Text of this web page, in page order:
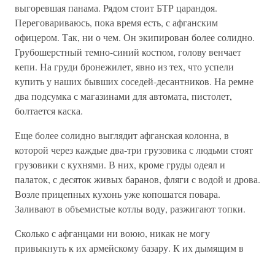
выгоревшая панама. Рядом стоит БТР царандоя.
Переговариваюсь, пока время есть, с афганским
офицером. Так, ни о чем. Он экипирован более солидно.
Грубошерстный темно-синий костюм, голову венчает
кепи. На груди бронежилет, явно из тех, что успели
купить у наших бывших соседей-десантников. На ремне
два подсумка с магазинами для автомата, пистолет,
болтается каска.
Еще более солидно выглядит афганская колонна, в
которой через каждые два-три грузовика с людьми стоят
грузовики с кухнями. В них, кроме груды одеял и
палаток, с десяток живых баранов, фляги с водой и дрова.
Возле прицепных кухонь уже копошатся повара.
Заливают в объемистые котлы воду, разжигают топки.
Сколько с афганцами ни воюю, никак не могу
привыкнуть к их армейскому базару. К их дымящим в